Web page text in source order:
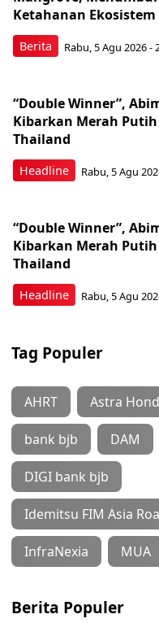
Berita
Ketahanan Ekosistem
Rabu, 5 Agu 2026 -
Headline
“Double Winner”,
Kibarkan Merah
Thailand
Rabu, 5 Agu
Headline
“Double Winner”,
Kibarkan Merah
Thailand
Rabu, 5 Agu
Tag Populer
AHRT Astra
bank bjb DAM
DIGI bank bjb
Idemitsu FIM Asia
InfraNexia MUA
Berita Populer